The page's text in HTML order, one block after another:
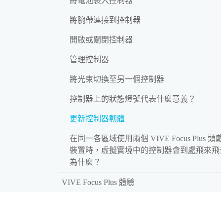
將腕帶連接到控制器
開啟或關閉控制器
管理控制器
將光束切換至另一個控制器
控制器上的狀態燈號代表什麼意義？
更新控制器韌體
在同一各區域使用兩個 VIVE Focus Plus 頭
裝置時，虛擬實境中的控制器會到處飛來飛
為什麼？
VIVE Focus Plus 體驗